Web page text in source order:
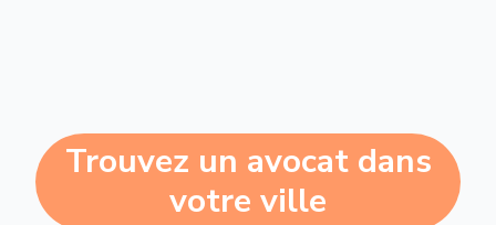
Trouvez un avocat dans
votre ville